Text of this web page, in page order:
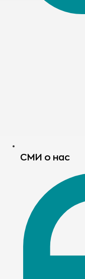
СМИ о нас